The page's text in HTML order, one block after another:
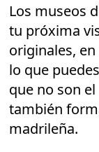
Los museos
tu próxima
originales,
lo que
que no son
también
madrileña.